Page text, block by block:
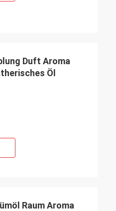
Duft Aroma
Öl
Raum Aroma